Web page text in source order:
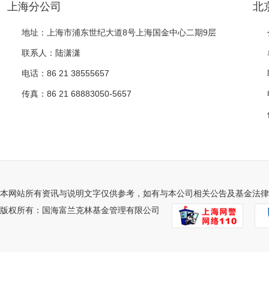
上海分公司
地址：上海市浦东世纪大道8号上海国金中心二期9层
联系人：陆潇潇
电话：86 21 38555657
传真：86 21 68883050-5657
北
本网站所有资讯与说明文字仅供参考，如有与本公司相关公告及基金法
版权所有：国海富兰克林基金管理有限公司